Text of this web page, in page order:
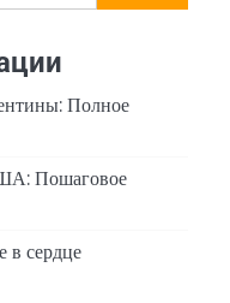
Полное
Пошаговое
в сердце